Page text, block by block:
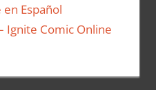
Español
Ignite Comic Online